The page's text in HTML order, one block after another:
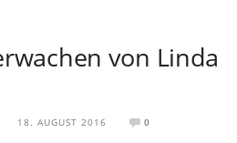
von Linda
18. AUGUST 2016 0